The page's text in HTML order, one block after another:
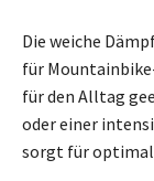
Die weiche
für
für den Alltag
oder einer
sorgt für